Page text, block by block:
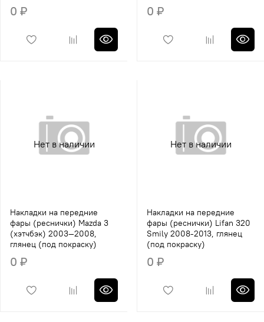
0 ₽ 0 ₽
Нет в наличии
Накладки на передние
фары (реснички) Mazda 3
(хэтчбэк) 2003—2008,
глянец (под покраску)
0 ₽
Нет в наличии
Накладки на передние
фары (реснички) Lifan 320
Smily 2008-2013, глянец
(под покраску)
0 ₽